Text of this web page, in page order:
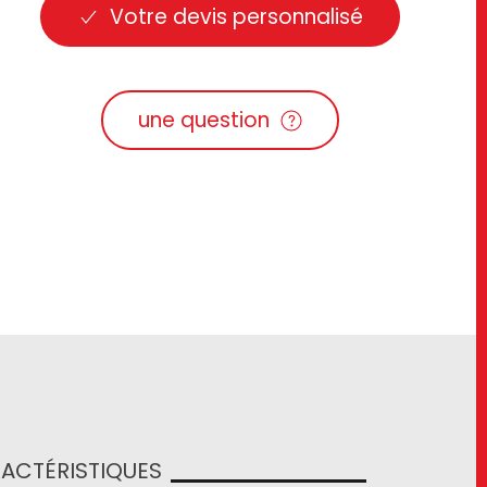
Votre devis personnalisé
une question